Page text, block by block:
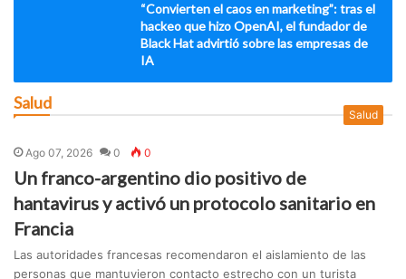
“Convierten el caos en marketing”: tras el
hackeo que hizo OpenAI, el fundador de
Black Hat advirtió sobre las empresas de
IA
Salud
Salud
Ago 07, 2026 0 0
Un franco-argentino dio positivo de
hantavirus y activó un protocolo sanitario en
Francia
Las autoridades francesas recomendaron el aislamiento de las
personas que mantuvieron contacto estrecho con un turista